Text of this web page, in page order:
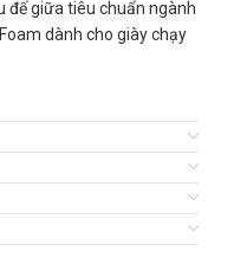
đế giữa tiêu chuẩn ngành
dành cho giày chạy